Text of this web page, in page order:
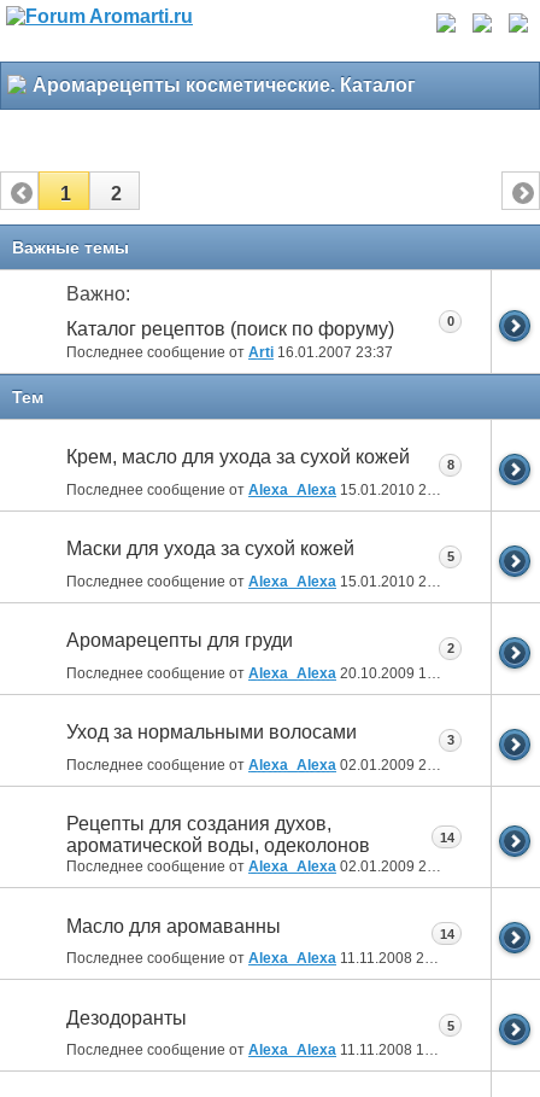
Аромарецепты косметические. Каталог
1 2
Важные темы
Важно:
Каталог рецептов (поиск по форуму)
Последнее сообщение от Arti 16.01.2007 23:37
0
Тем
Крем, масло для ухода за сухой кожей
Последнее сообщение от Alexa_Alexa 15.01.2010 21:43
8
Маски для ухода за сухой кожей
Последнее сообщение от Alexa_Alexa 15.01.2010 21:41
5
Аромарецепты для груди
Последнее сообщение от Alexa_Alexa 20.10.2009 15:57
2
Уход за нормальными волосами
Последнее сообщение от Alexa_Alexa 02.01.2009 20:38
3
Рецепты для создания духов,
ароматической воды, одеколонов
Последнее сообщение от Alexa_Alexa 02.01.2009 20:21
14
Масло для аромаванны
Последнее сообщение от Alexa_Alexa 11.11.2008 20:40
14
Дезодоранты
Последнее сообщение от Alexa_Alexa 11.11.2008 15:56
5